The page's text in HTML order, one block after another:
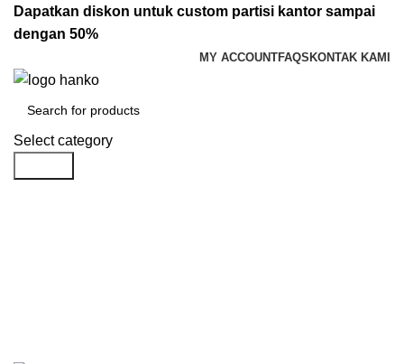
Dapatkan diskon untuk custom partisi kantor sampai
dengan 50%
MY ACCOUNTFAQS KONTAK KAMI
Select category